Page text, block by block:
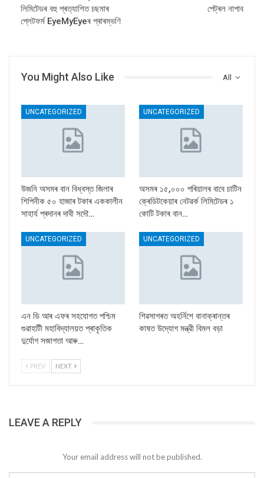
লিমিটেডৰ বহু প্ৰত্যাশিত চছমাৰ
প্লেটফৰ্ম EyeMyEyeৰ প্ৰাৰম্ভণি
পেট্ৰল নাপাব
All
You Might Also Like
UNCATEGORIZED
উজনি অসমৰ বান বিধ্বস্ত জিলাৰ
শিপিনীক ৫০ হাজাৰ টকাৰ এককালীন
সাহাৰ্য প্ৰদানৰ দাবী সদৌ…
UNCATEGORIZED
অসমৰ ১৫,০০০ পৰিয়ালৰ বাবে চাটিন
ক্ৰেডিটকেয়াৰ নেটৱৰ্ক লিমিটেডৰ ১
কোটি টকাৰ বান…
UNCATEGORIZED
এন ডি আৰ এফৰ সহযোগত পশ্চিম
গুৱাহাটী মহাবিদ্যালয়ত প্ৰাকৃতিক
দুৰ্যোগ সজাগতা আৰু…
UNCATEGORIZED
শিৱসাগৰত অহৰ্নিশে বানাক্ৰান্তৰ
কাষত উদ্যোগ মন্ত্রী বিমল বড়া
PREV NEXT
LEAVE A REPLY
Your email address will not be published.